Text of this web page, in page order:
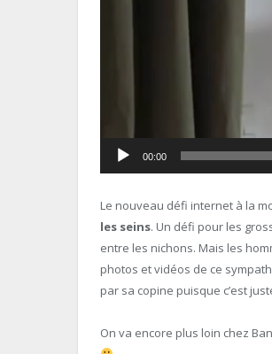
00:00
Le nouveau défi internet à la
les seins. Un défi pour les
entre les nichons. Mais les
photos et vidéos de ce
par sa copine puisque c’est
On va encore plus loin chez